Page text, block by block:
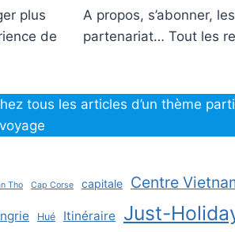
plus
de
A propos, s’abonner,
partenariat… Tout les
tous les articles d’un thème
Tho Cap Corse capitale Centre
Hué Itinéraire Just-